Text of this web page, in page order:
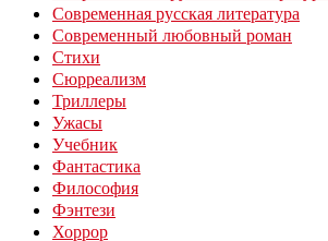
Современная русская литература
Современный любовный роман
Стихи
Сюрреализм
Триллеры
Ужасы
Учебник
Фантастика
Философия
Фэнтези
Хоррор